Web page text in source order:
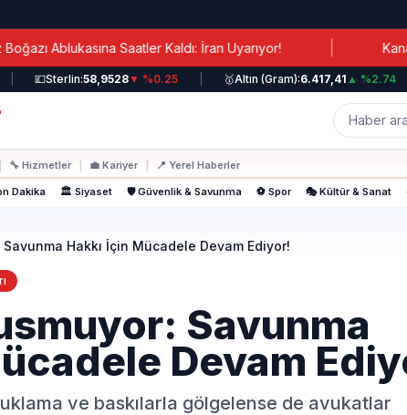
Saatler Kaldı: İran Uyarıyor! | Kanada
Sterlin:58,9528▼ %0.25 | Altın (Gram):6.417,41▲ %2.74 |
🔧 Hizmetler 💼 Kariyer 📍 Yerel Haberler
Dakika 🏛️ Siyaset 🛡️ Güvenlik & Savunma ⚽ Spor 🎭 Kültür & Sanat
Hakkı İçin Mücadele Devam Ediyor!
Savunma
Devam
ve baskılarla gölgelense de avukatlar